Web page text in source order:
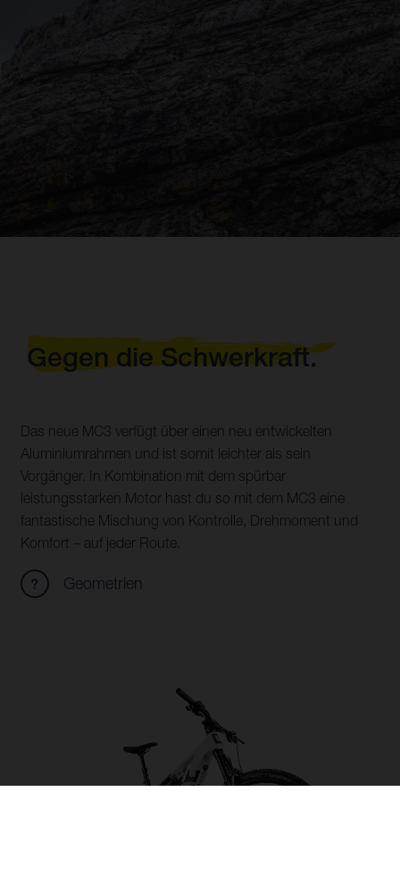
Gegen die Schwerkraft.
Das neue MC3 verfügt über einen neu entwickelten
Aluminiumrahmen und ist somit leichter als sein
Vorgänger. In Kombination mit dem spürbar
leistungsstarken Motor hast du so mit dem MC3 eine
fantastische Mischung von Kontrolle, Drehmoment und
Komfort – auf jeder Route.
Geometrien